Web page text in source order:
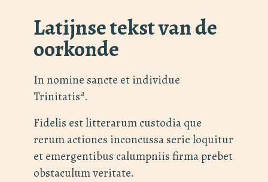
Latijnse tekst van de
oorkonde
In nomine sancte et individue
Trinitatisa.
Fidelis est litterarum custodia que
rerum actiones inconcussa serie loquitur
et emergentibus calumpniis firma prebet
obstaculum veritate.